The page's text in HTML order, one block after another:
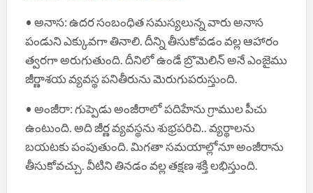
• అనాస: ఉదర సంబంధిత సమస్యలున్న వారు అనాస
పండుని ఎక్కువగా తినాలి. దీన్ని తీసుకోవడం వల్ల ఆహారం
త్వరగా అరుగుతుంది. దీనిలో ఉండే బ్రొమెలిన్ అనే ఎంజైము
జీర్ణాశయ వ్యవస్థ పనితీరును మెరుగుపరుస్తుంది.
• అంజీరా: గుప్పెడు అంజీరాలో పదిహేను గ్రాముల పీచు
ఉంటుంది. అది జీర్ణ వ్యవస్థను శుభ్రపరిచి.. వ్యర్థాలను
బయటకు పంపుతుంది. మిగతా సమయాల్లోనూ అంజీరాను
తీసుకోవచ్చు. వీటిని తినడం వల్ల తక్షణ శక్తి లభిస్తుంది.